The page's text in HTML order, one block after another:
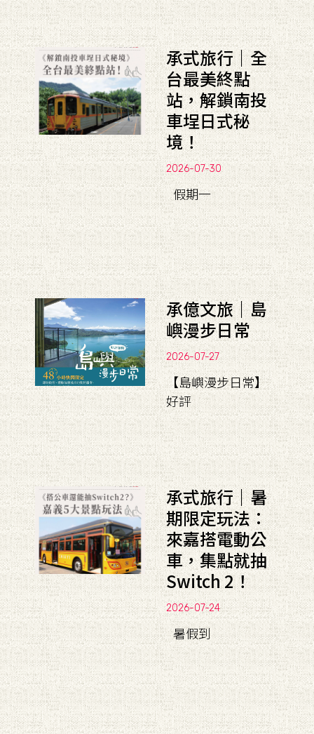
承式旅行｜全
台最美終點
站，解鎖南投
車埕日式秘
境！
2026-07-30
假期一
承億文旅｜島
嶼漫步日常
2026-07-27
【島嶼漫步日常】
好評
承式旅行｜暑
期限定玩法：
來嘉搭電動公
車，集點就抽
Switch 2！
2026-07-24
暑假到